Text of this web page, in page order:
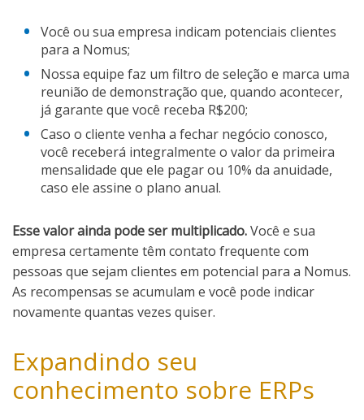
Você ou sua empresa indicam potenciais clientes
para a Nomus;
Nossa equipe faz um filtro de seleção e marca uma
reunião de demonstração que, quando acontecer,
já garante que você receba R$200;
Caso o cliente venha a fechar negócio conosco,
você receberá integralmente o valor da primeira
mensalidade que ele pagar ou 10% da anuidade,
caso ele assine o plano anual.
Esse valor ainda pode ser multiplicado.Você e sua
empresa certamente têm contato frequente com
pessoas que sejam clientes em potencial para a Nomus.
As recompensas se acumulam e você pode indicar
novamente quantas vezes quiser.
Expandindo seu
conhecimento sobre ERPs